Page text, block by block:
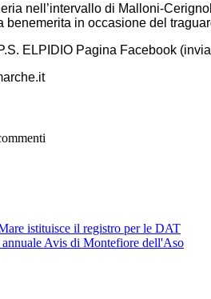
nell’intervallo di Malloni-
in occasione del
ELPIDIO Pagina Facebook
istituisce il registro per le DAT
Avis di Montefiore dell'Aso